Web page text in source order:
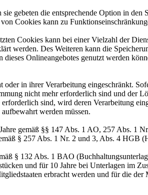
gebeten die entsprechende Option in
Cookies kann zu
Cookies kann bei einer Vielzahl der
werden. Des Weiteren kann die
Onlineangebotes genutzt werden
in ihrer Verarbeitung eingeschränkt.
nicht mehr erforderlich sind und der
sind, wird deren Verarbeitung
werden müssen.
gemäß §§ 147 Abs. 1 AO, 257 Abs. 1
§ 257 Abs. 1 Nr. 2 und 3, Abs. 4 HGB
§ 132 Abs. 1 BAO
und für 10 Jahre bei Unterlagen im
erbracht werden und für die